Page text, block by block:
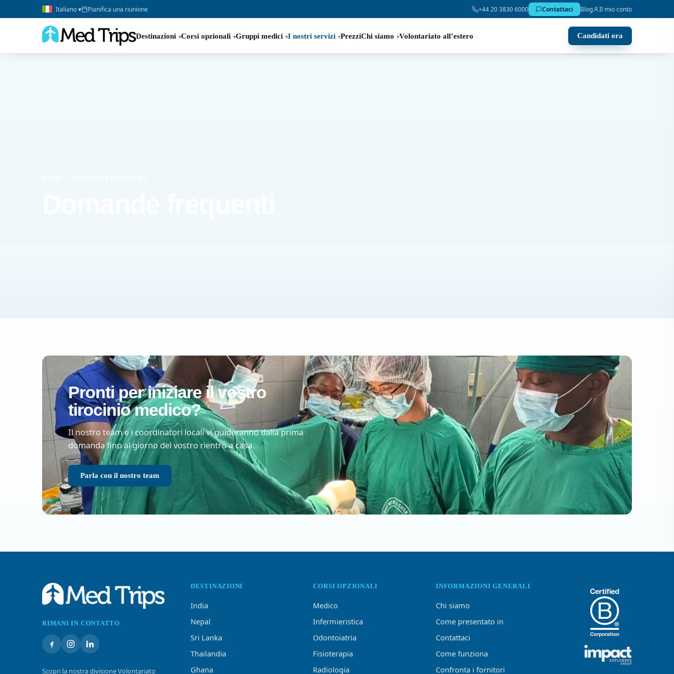
Italiano ▾ Pianifica una riunione +44 20 3830 6000 Contattaci Blog Il mio conto
Destinazioni Corsi opzionali Gruppi medici I nostri servizi PrezziChi siamo Volontariato all’estero Candidati ora
Pronti per iniziare il vostro
tirocinio medico?
Il nostro team e i coordinatori locali vi guideranno dalla prima
domanda fino al giorno del vostro rientro a casa.
Parla con il nostro team
RIMANI IN CONTATTO
Scopri la nostra divisione Volontariato
DESTINAZIONI
India
Nepal
Sri Lanka
Thailandia
Ghana
CORSI OPZIONALI
Medico
Infermieristica
Odontoiatria
Fisioterapia
Radiologia
INFORMAZIONI GENERALI
Chi siamo
Come presentato in
Contattaci
Come funziona
Confronta i fornitori